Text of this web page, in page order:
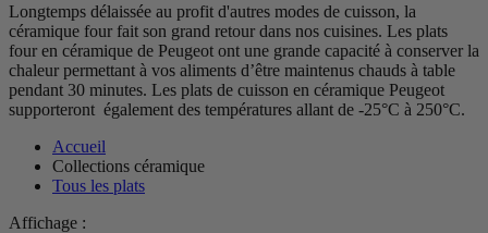
Longtemps délaissée au profit d'autres modes de cuisson, la
céramique four fait son grand retour dans nos cuisines. Les plats
four en céramique de Peugeot ont une grande capacité à conserver la
chaleur permettant à vos aliments d’être maintenus chauds à table
pendant 30 minutes. Les plats de cuisson en céramique Peugeot
supporteront également des températures allant de -25°C à 250°C.
Accueil
Collections céramique
Tous les plats
Affichage :